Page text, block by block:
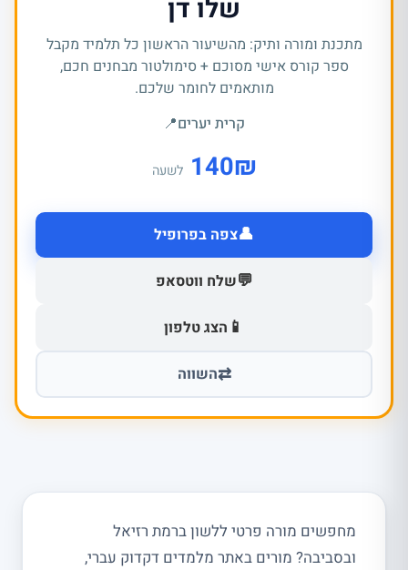
שלו דן
מתכנת ומורה ותיק: מהשיעור הראשון כל תלמיד מקבל
ספר קורס אישי מסוכם + סימולטור מבחנים חכם,
מותאמים לחומר שלכם.
קרית יערים📍
₪
140 לשעה
👤צפה בפרופיל
💬שלח ווטסאפ
📱 הצג טלפון
⇄השווה
מחפשים מורה פרטי ללשון ברמת רזיאל
ובסביבה? מורים באתר מלמדים דקדוק עברי,